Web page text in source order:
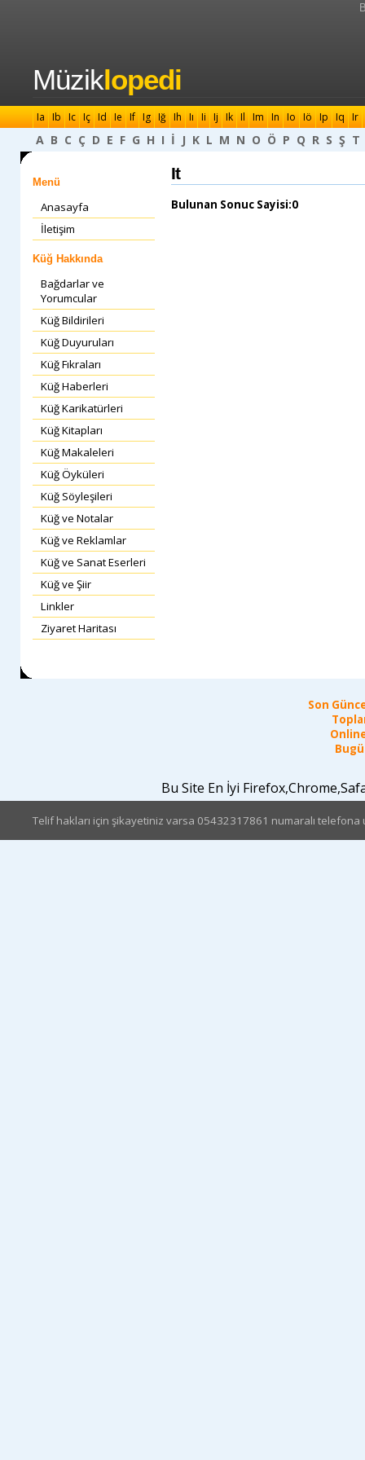
Müziklopedi
Ia Ib Ic Iç Id Ie If Ig Iğ Ih Iı Ii Ij Ik Il Im In Io Iö Ip Iq Ir
A B C Ç D E F G H I İ J K L M N O Ö P Q R S Ş T
Menü
Anasayfa
İletişim
Küğ Hakkında
Bağdarlar ve
Yorumcular
Küğ Bildirileri
Küğ Duyuruları
Küğ Fıkraları
Küğ Haberleri
Küğ Karikatürleri
Küğ Kitapları
Küğ Makaleleri
Küğ Öyküleri
Küğ Söyleşileri
Küğ ve Notalar
Küğ ve Reklamlar
Küğ ve Sanat Eserleri
Küğ ve Şiir
Linkler
Ziyaret Haritası
It
Bulunan Sonuc Sayisi:0
Son
Bu Site En İyi
Telif hakları için şikayetiniz varsa 05432317861 numaralı telefona